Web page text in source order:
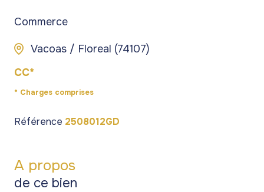
Commerce
Vacoas / Floreal (74107)
CC*
* Charges comprises
Référence 2508012GD
A propos
de ce bien